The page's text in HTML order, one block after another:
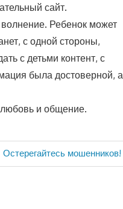
сайт.
Ребенок может
с одной стороны,
с детьми контент, с
была достоверной, а
и общение.
Следующая
запись:
Остерегайтесь мошенников!